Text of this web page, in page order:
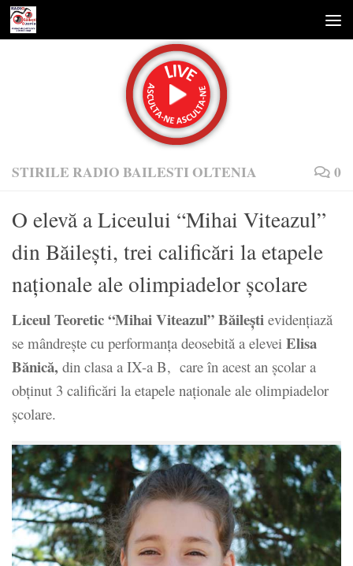
Skip to content
STIRILE RADIO BAILESTI OLTENIA 0
O elevă a Liceului “Mihai Viteazul”
din Băileşti, trei calificări la etapele
naţionale ale olimpiadelor şcolare
Liceul Teoretic “Mihai Viteazul” Băileşti evidenţiază
se mândreşte cu performanţa deosebită a elevei Elisa
Bănică, din clasa a IX-a B, care în acest an școlar a
obținut 3 calificări la etapele naţionale ale olimpiadelor
şcolare.